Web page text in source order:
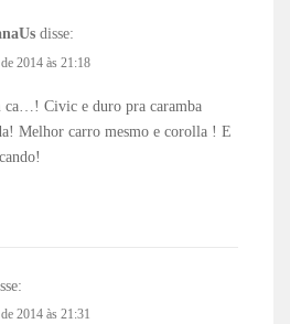
disse:
2014 às 21:18
ca…! Civic e duro pra caramba
Melhor carro mesmo e corolla ! E
2014 às 21:31